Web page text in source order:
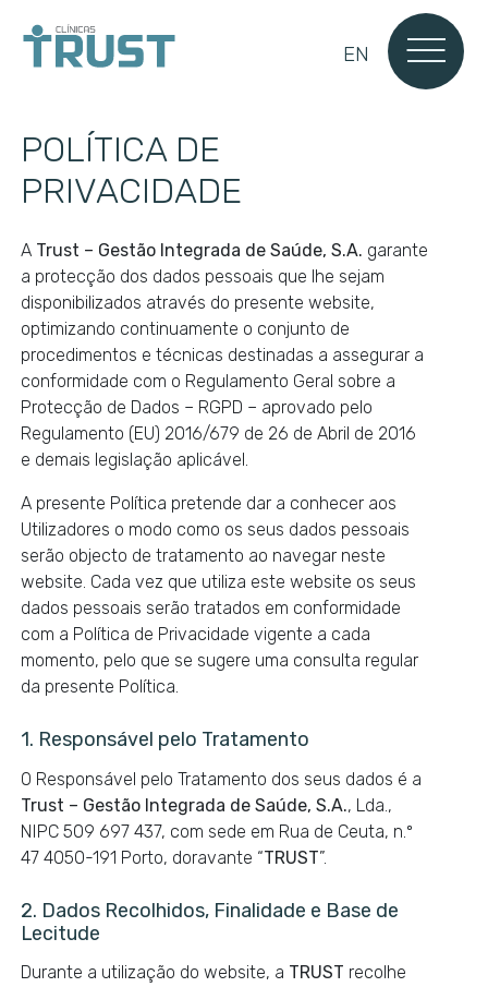
EN
POLÍTICA DE
PRIVACIDADE
A Trust – Gestão Integrada de Saúde, S.A. garante
a protecção dos dados pessoais que lhe sejam
disponibilizados através do presente website,
optimizando continuamente o conjunto de
procedimentos e técnicas destinadas a assegurar a
conformidade com o Regulamento Geral sobre a
Protecção de Dados – RGPD – aprovado pelo
Regulamento (EU) 2016/679 de 26 de Abril de 2016
e demais legislação aplicável.
A presente Política pretende dar a conhecer aos
Utilizadores o modo como os seus dados pessoais
serão objecto de tratamento ao navegar neste
website. Cada vez que utiliza este website os seus
dados pessoais serão tratados em conformidade
com a Política de Privacidade vigente a cada
momento, pelo que se sugere uma consulta regular
da presente Política.
1. Responsável pelo Tratamento
O Responsável pelo Tratamento dos seus dados é a
Trust – Gestão Integrada de Saúde, S.A., Lda.,
NIPC 509 697 437, com sede em Rua de Ceuta, n.º
47 4050-191 Porto, doravante “TRUST”.
2. Dados Recolhidos, Finalidade e Base de
Lecitude
Durante a utilização do website, a TRUST recolhe